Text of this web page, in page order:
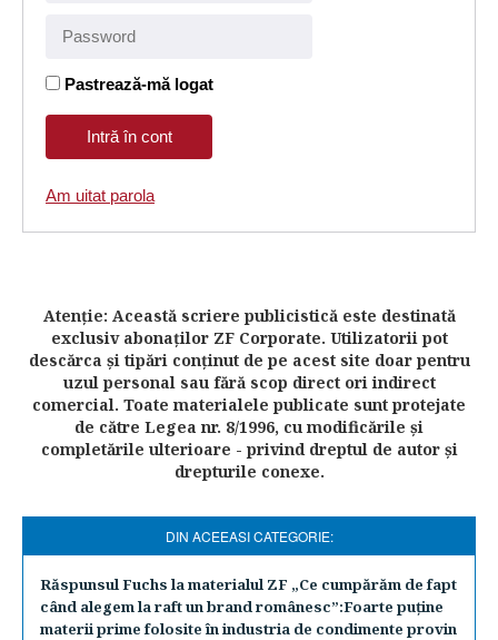
Pastrează-mă logat
Am uitat parola
Atenţie: Această scriere publicistică este destinată
exclusiv abonaţilor ZF Corporate. Utilizatorii pot
descărca şi tipări conţinut de pe acest site doar pentru
uzul personal sau fără scop direct ori indirect
comercial. Toate materialele publicate sunt protejate
de către Legea nr. 8/1996, cu modificările şi
completările ulterioare - privind dreptul de autor şi
drepturile conexe.
DIN ACEEASI CATEGORIE:
Răspunsul Fuchs la materialul ZF „Ce cumpărăm de fapt
când alegem la raft un brand românesc”:Foarte puţine
materii prime folosite în industria de condimente provin